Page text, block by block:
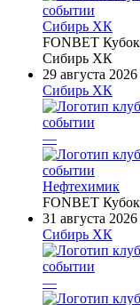
Сибирь ХК
FONBET
Сибирь ХК
29 августа 2026
Сибирь ХК
—
Нефтехимик
FONBET
31 августа 2026
Сибирь ХК
—